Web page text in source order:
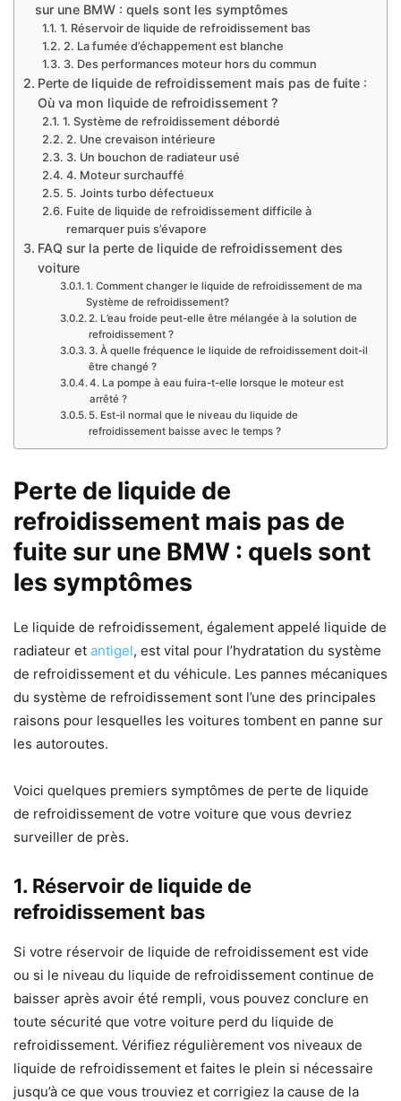
sur une BMW : quels sont les symptômes
1. Réservoir de liquide de refroidissement bas
2. La fumée d’échappement est blanche
3. Des performances moteur hors du commun
Perte de liquide de refroidissement mais pas de fuite :
Où va mon liquide de refroidissement ?
1. Système de refroidissement débordé
2. Une crevaison intérieure
3. Un bouchon de radiateur usé
4. Moteur surchauffé
5. Joints turbo défectueux
Fuite de liquide de refroidissement difficile à
remarquer puis s’évapore
FAQ sur la perte de liquide de refroidissement des
voiture
1. Comment changer le liquide de refroidissement de ma
Système de refroidissement?
2. L’eau froide peut-elle être mélangée à la solution de
refroidissement ?
3. À quelle fréquence le liquide de refroidissement doit-il
être changé ?
4. La pompe à eau fuira-t-elle lorsque le moteur est
arrêté ?
5. Est-il normal que le niveau du liquide de
refroidissement baisse avec le temps ?
Perte de liquide de
refroidissement mais pas de
fuite sur une BMW : quels sont
les symptômes
Le liquide de refroidissement, également appelé liquide de
radiateur et antigel, est vital pour l’hydratation du système
de refroidissement et du véhicule. Les pannes mécaniques
du système de refroidissement sont l’une des principales
raisons pour lesquelles les voitures tombent en panne sur
les autoroutes.
Voici quelques premiers symptômes de perte de liquide
de refroidissement de votre voiture que vous devriez
surveiller de près.
1. Réservoir de liquide de
refroidissement bas
Si votre réservoir de liquide de refroidissement est vide
ou si le niveau du liquide de refroidissement continue de
baisser après avoir été rempli, vous pouvez conclure en
toute sécurité que votre voiture perd du liquide de
refroidissement. Vérifiez régulièrement vos niveaux de
liquide de refroidissement et faites le plein si nécessaire
jusqu’à ce que vous trouviez et corrigiez la cause de la